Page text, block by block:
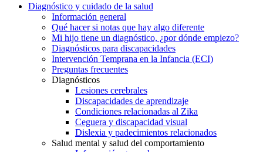
Diagnóstico y cuidado de la salud
Información general
Qué hacer si notas que hay algo diferente
Mi hijo tiene un diagnóstico, ¿por dónde empiezo?
Diagnósticos para discapacidades
Intervención Temprana en la Infancia (ECI)
Preguntas frecuentes
Diagnósticos
Lesiones cerebrales
Discapacidades de aprendizaje
Condiciones relacionadas al Zika
Ceguera y discapacidad visual
Dislexia y padecimientos relacionados
Salud mental y salud del comportamiento